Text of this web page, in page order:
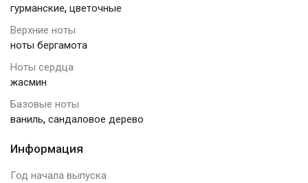
гурманские, цветочные
Верхние ноты
ноты бергамота
Ноты сердца
жасмин
Базовые ноты
ваниль, сандаловое дерево
Информация
Год начала выпуска